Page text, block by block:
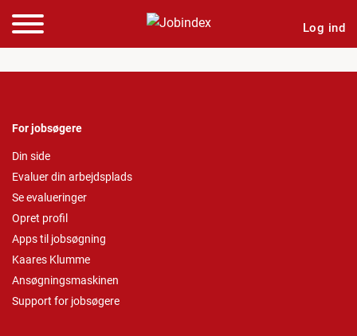
Log ind
For jobsøgere
Din side
Evaluer din arbejdsplads
Se evalueringer
Opret profil
Apps til jobsøgning
Kaares Klumme
Ansøgningsmaskinen
Support for jobsøgere